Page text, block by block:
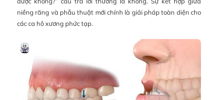
niềng răng và phẫu thuật mới chính là giải pháp toàn diện cho
các ca hô xương phức tạp.